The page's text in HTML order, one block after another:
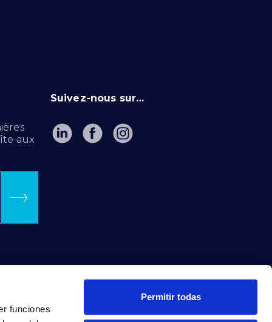
funciones
Permitir todas
aux
Suivez-nous sur…